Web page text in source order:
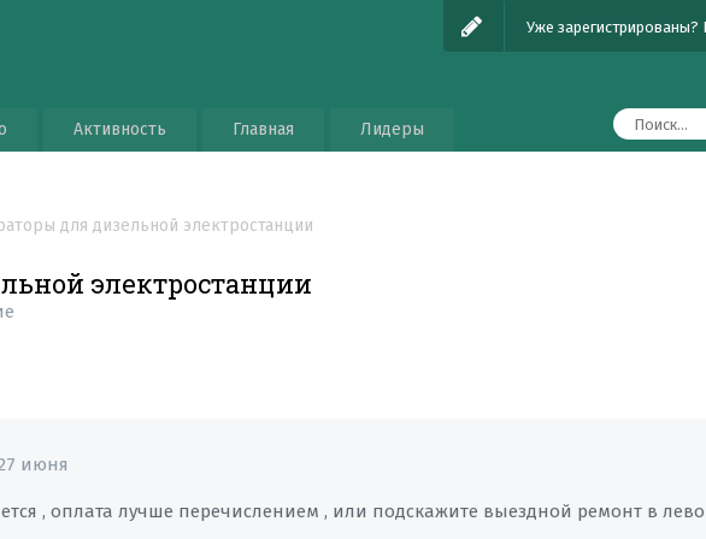
Уже зарегистрированы?
Активность Главная Лидеры
для дизельной электростанции
электростанции
июня
, оплата лучше перечислением , или подскажите выездной ремонт в